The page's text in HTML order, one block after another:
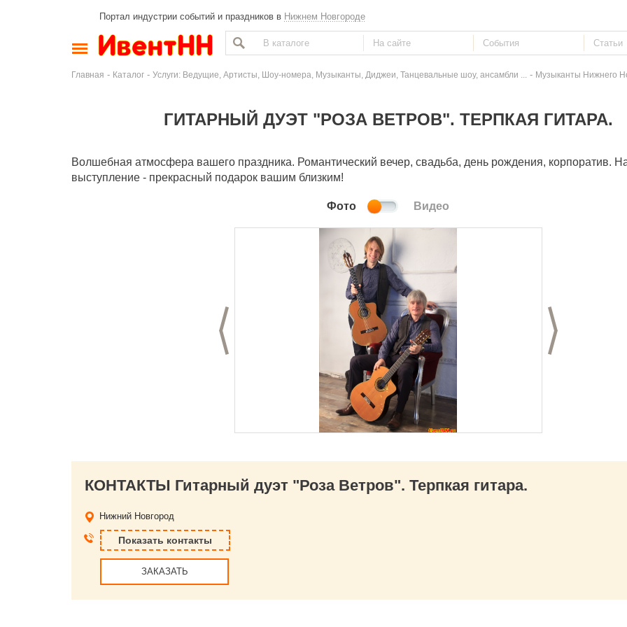
Портал индустрии событий и праздников в Нижнем Новгороде
Главная - Каталог - Услуги: Ведущие, Артисты, Шоу-номера, Музыканты, Диджеи, Танцевальные шоу, ансамбли ... - Музыканты Нижнего
ГИТАРНЫЙ ДУЭТ "РОЗА ВЕТРОВ". ТЕРПКАЯ ГИТАРА.
Волшебная атмосфера вашего праздника. Романтический вечер, свадьба, день рождения, корпоратив.
выступление - прекрасный подарок вашим близким!
Фото Видео
КОНТАКТЫ Гитарный дуэт "Роза Ветров". Терпкая гитара.
Нижний Новгород
Показать контакты
ЗАКАЗАТЬ